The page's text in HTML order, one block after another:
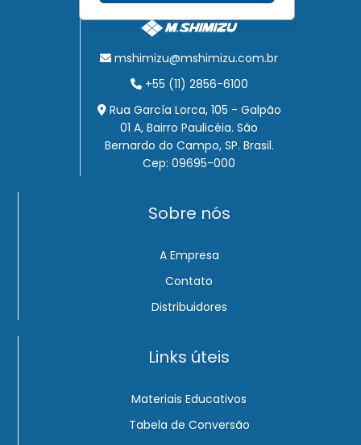
mshimizu@mshimizu.com.br
+55 (11) 2856-6100
Rua García Lorca, 105 - Galpão
01 A, Bairro Paulicéia. São
Bernardo do Campo, SP. Brasil.
Cep: 09695-000
Sobre nós
A Empresa
Contato
Distribuidores
Links úteis
Materiais Educativos
Tabela de Conversão